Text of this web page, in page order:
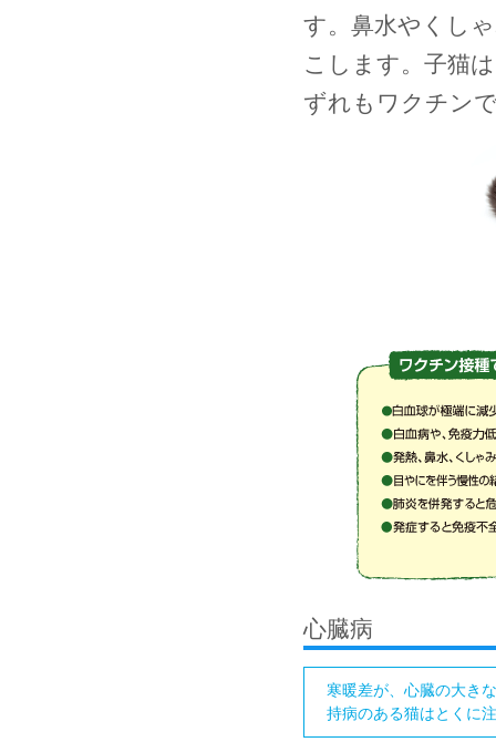
す。鼻水やくし
こします。子猫
ずれもワクチン
心臓病
寒暖差が、心臓の大き
持病のある猫はとくに